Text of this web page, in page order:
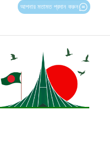
আপনার মতামত প্রদান করুন